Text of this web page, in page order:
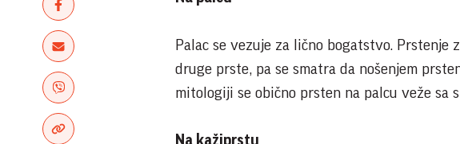
Palac se vezuje za lično bogatstvo. Prstenje
druge prste, pa se smatra da nošenjem
mitologiji se obično prsten na palcu veže sa